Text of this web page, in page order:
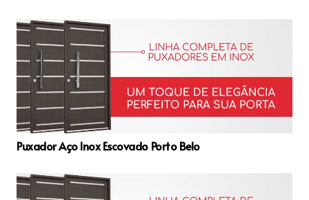
Puxador Aço Inox Escovado Porto Belo